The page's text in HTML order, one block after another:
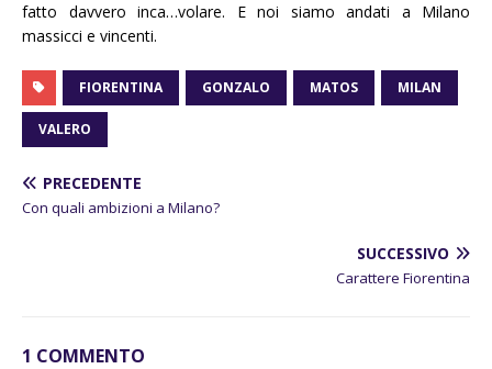
fatto davvero inca…volare. E noi siamo andati a Milano
massicci e vincenti.
FIORENTINA GONZALO MATOS MILAN
VALERO
PRECEDENTE
Con quali ambizioni a Milano?
SUCCESSIVO
Carattere Fiorentina
1 COMMENTO